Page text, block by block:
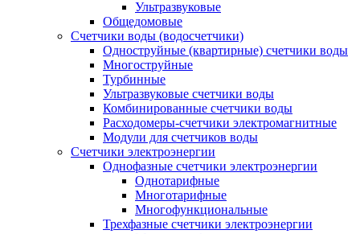
Ультразвуковые
Общедомовые
Счетчики воды (водосчетчики)
Одноструйные (квартирные) счетчики воды
Многоструйные
Турбинные
Ультразвуковые счетчики воды
Комбинированные счетчики воды
Расходомеры-счетчики электромагнитные
Модули для счетчиков воды
Счетчики электроэнергии
Однофазные счетчики электроэнергии
Однотарифные
Многотарифные
Многофункциональные
Трехфазные счетчики электроэнергии